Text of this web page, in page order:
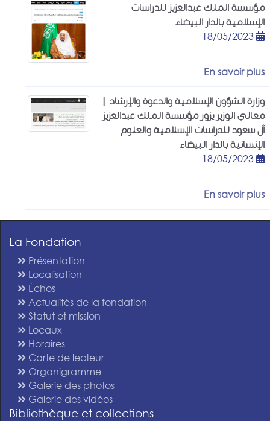
مؤسسة الملك عبدالعزيز للدراسات
الإسلامية بالدار البيضاء
18/05/2023
En savoir plus
وزارة الشؤون الإسلامية والدعوة والإرشاد |
معالي الوزير يزور مؤسسة الملك عبدالعزيز
آل سعود للدراسات الإسلامية والعلوم
الإنسانية بالدار البيضاء
18/05/2023
En savoir plus
La Fondation
Présentation
Localisation
Échos
Actualités de la fondation
Statut et mission
Locaux
Horaires
Carte de lecteur
Organigramme
Galerie des photos
Galerie des vidéos
Bibliothèque et collections